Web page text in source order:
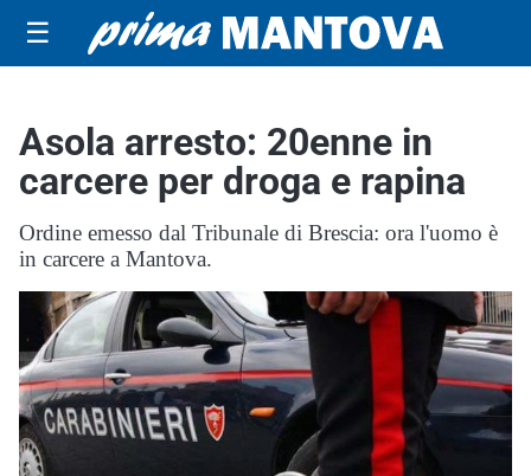
☰
Asola arresto: 20enne in
carcere per droga e rapina
Ordine emesso dal Tribunale di Brescia: ora l'uomo è
in carcere a Mantova.